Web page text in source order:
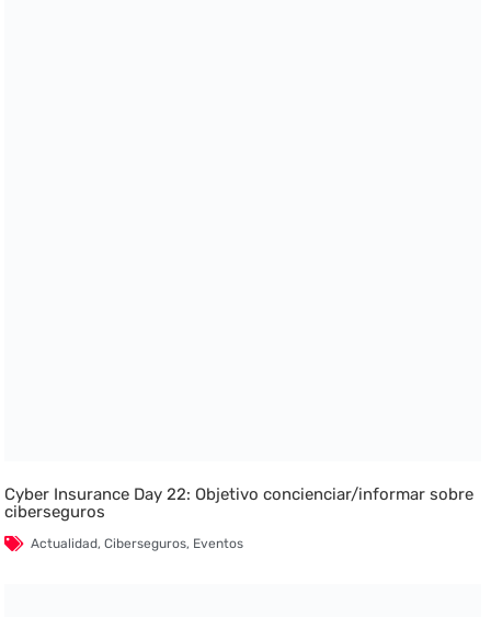
Cyber Insurance Day 22: Objetivo concienciar/informar sobre
ciberseguros
Actualidad,Ciberseguros, Eventos